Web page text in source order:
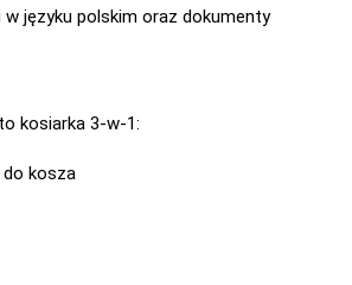
w języku polskim oraz dokumenty
kosiarka 3‑w‑1:
do kosza